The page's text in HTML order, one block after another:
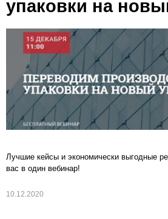
упаковки на
Лучшие кейсы и экономически выгодные
вас в один вебинар!
10.12.2020